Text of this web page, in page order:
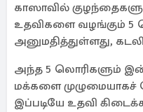
காஸாவில்
உதவிகளை வழங்கும் 5
அனுமதித்துள்ளது,
அந்த 5 லொரிகளும்
மக்களை
இப்படியே உதவி